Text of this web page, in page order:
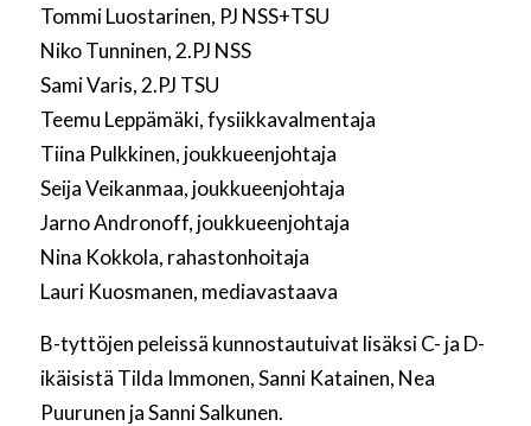
Tommi Luostarinen, PJ NSS+TSU
Niko Tunninen, 2.PJ NSS
Sami Varis, 2.PJ TSU
Teemu Leppämäki, fysiikkavalmentaja
Tiina Pulkkinen, joukkueenjohtaja
Seija Veikanmaa, joukkueenjohtaja
Jarno Andronoff, joukkueenjohtaja
Nina Kokkola, rahastonhoitaja
Lauri Kuosmanen, mediavastaava
B-tyttöjen peleissä kunnostautuivat lisäksi C- ja D-
ikäisistä Tilda Immonen, Sanni Katainen, Nea
Puurunen ja Sanni Salkunen.